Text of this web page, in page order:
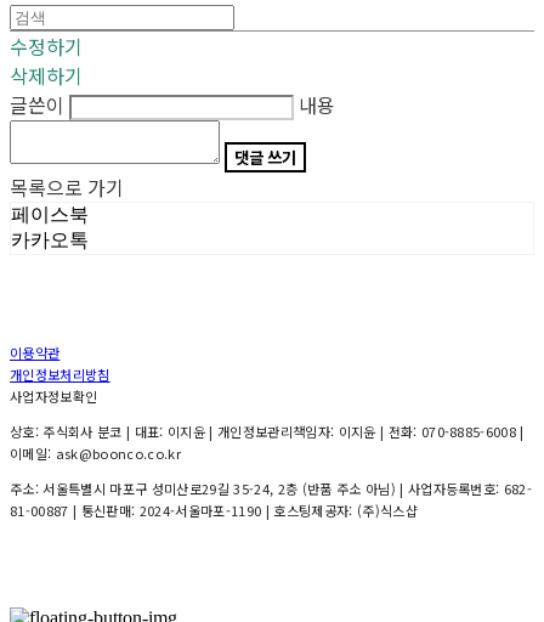
수정하기
삭제하기
글쓴이
내용
댓글 쓰기
목록으로 가기
페이스북
카카오톡
이용약관
개인정보처리방침
사업자정보확인
상호: 주식회사 분코 | 대표: 이지윤 | 개인정보관리책임자: 이지윤 | 전화: 070-8885-6008 |
이메일: ask@boonco.co.kr
주소: 서울특별시 마포구 성미산로29길 35-24, 2층 (반품 주소 아님) | 사업자등록번호: 682-
81-00887 | 통신판매: 2024-서울마포-1190 | 호스팅제공자: (주)식스샵